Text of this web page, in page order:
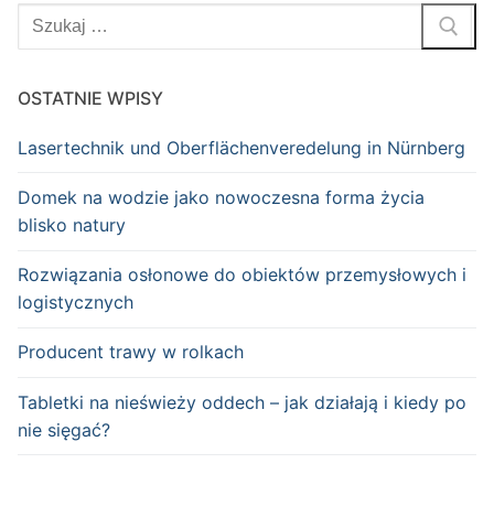
Szukaj:
OSTATNIE WPISY
Lasertechnik und Oberflächenveredelung in Nürnberg
Domek na wodzie jako nowoczesna forma życia
blisko natury
Rozwiązania osłonowe do obiektów przemysłowych i
logistycznych
Producent trawy w rolkach
Tabletki na nieświeży oddech – jak działają i kiedy po
nie sięgać?